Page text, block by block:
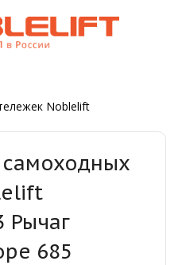
Noblelift
самоходных
Рычаг
685